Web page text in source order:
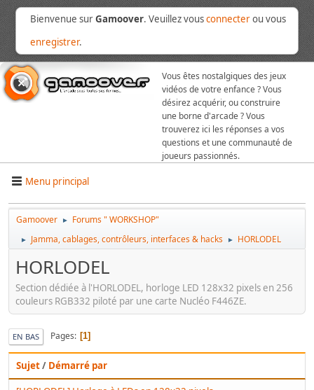
Bienvenue surGamoover. Veuillez vousconnecterou vous
enregistrer.
Vous êtes nostalgiques des jeux
vidéos de votre enfance ? Vous
désirez acquérir, ou construire
une borne d'arcade ? Vous
trouverez ici les réponses a vos
questions et une communauté de
joueurs passionnés.
Menu principal
Gamoover ► Forums " WORKSHOP"
► Jamma, cablages, contrôleurs, interfaces & hacks ► HORLODEL
HORLODEL
Section dédiée à l'HORLODEL, horloge LED 128x32 pixels en 256
couleurs RGB332 piloté par une carte Nucléo F446ZE.
EN BAS Pages 1
Sujet/ Démarré par